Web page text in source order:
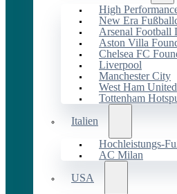
High
New Era
Arsenal Football
Aston Villa
Chelsea FC
Liverpool
Manchester City
West Ham United
Tottenham
Italien
Hochleistungs-
AC Milan
USA